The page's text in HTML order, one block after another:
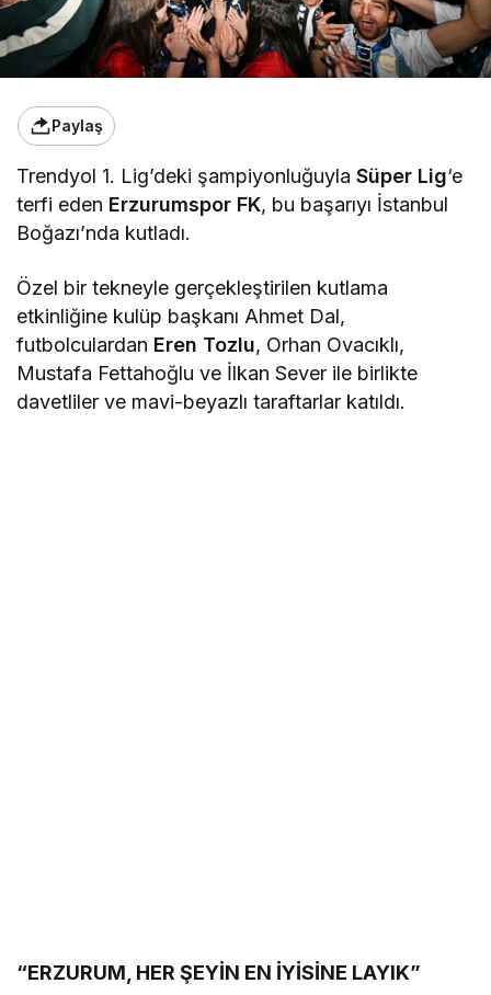
Paylaş
Trendyol 1. Lig’deki şampiyonluğuylaSüper Lig‘e
terfi eden Erzurumspor FK, bu başarıyı İstanbul
Boğazı’nda kutladı.
Özel bir tekneyle gerçekleştirilen kutlama
etkinliğine kulüp başkanı Ahmet Dal,
futbolculardan Eren Tozlu, Orhan Ovacıklı,
Mustafa Fettahoğlu ve İlkan Sever ile birlikte
davetliler ve mavi-beyazlı taraftarlar katıldı.
“ERZURUM, HER ŞEYİN EN İYİSİNE LAYIK”